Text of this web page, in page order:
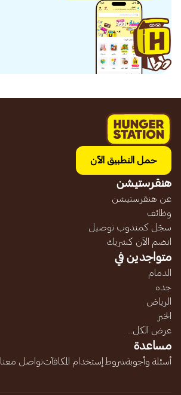
حمل التطبيق الآن
هنقرستيشن
عن هنقرستيشن
وظائف
سجّل كمندوب توصيل
انضم الآن كشريك
متواجدين في
الدمام
جده
الرياض
الخبر
عرض الكل...
مساعدة
أسئلة وأجوبةشروط إستخدام المكافآتتواصل معنا